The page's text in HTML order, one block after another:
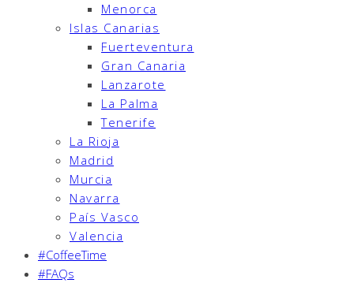
Menorca
Islas Canarias
Fuerteventura
Gran Canaria
Lanzarote
La Palma
Tenerife
La Rioja
Madrid
Murcia
Navarra
País Vasco
Valencia
#CoffeeTime
#FAQs